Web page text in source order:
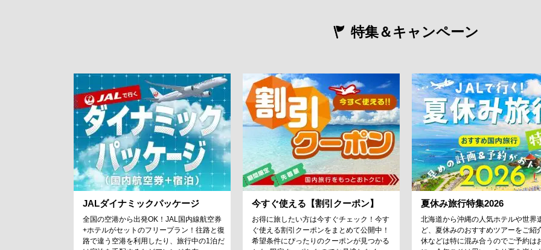
特集＆キャンペーン
JALダイナミックパッケージ
全国の空港から出発OK！JAL国内線航空券
+ホテルがセットのフリープラン！往路と復
路で違う空港を利用したり、旅行中の1泊だ
今すぐ使える【割引クーポン】
お得に旅したい方は今すぐチェック！今す
ぐ使える割引クーポンをまとめて公開中！
希望条件にぴったりのクーポンが見つかる
夏休み旅行特集2026
北海道から沖縄の人気ホテルや世界
ど、夏休みのおすすめツアーをご紹
休などは特に混み合うのでご予約は